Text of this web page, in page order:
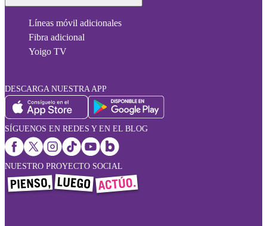
Líneas móvil adicionales
Fibra adicional
Yoigo TV
DESCARGA NUESTRA APP
SÍGUENOS EN REDES Y EN EL BLOG
NUESTRO PROYECTO SOCIAL